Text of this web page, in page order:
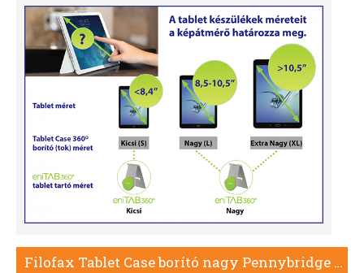
Filofax Tablet Case borító nagy Pennybridge Zip lila